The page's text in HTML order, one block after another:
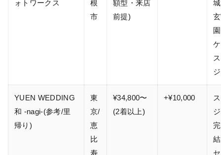
ォトワークス
根
市
額型・来店
前提)
YUEN WEDDING
和 -nagi-(参考/里
帰り)
東
京/
恵
比
寿
¥34,800〜
(2着以上)
+¥10,000
完